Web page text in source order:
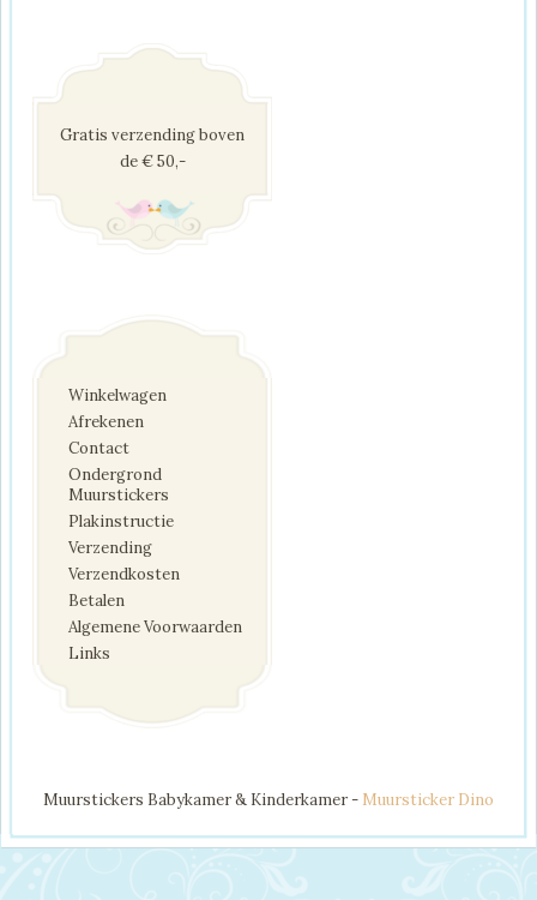
Gratis verzending boven
de € 50,-
Winkelwagen
Afrekenen
Contact
Ondergrond
Muurstickers
Plakinstructie
Verzending
Verzendkosten
Betalen
Algemene Voorwaarden
Links
Muurstickers Babykamer & Kinderkamer - Muursticker Dino